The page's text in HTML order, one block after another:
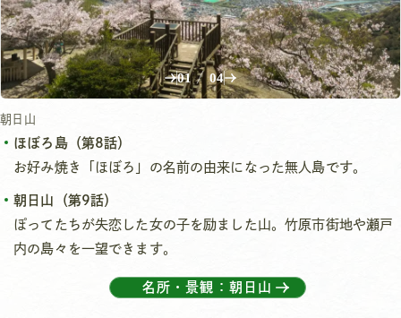
01 / 04
朝日山
ほぼろ島（第8話）
お好み焼き「ほぼろ」の名前の由来になった無人島です。
朝日山（第9話）
ぽってたちが失恋した女の子を励ました山。竹原市街地や瀬戸
内の島々を一望できます。
名所・景観：朝日山